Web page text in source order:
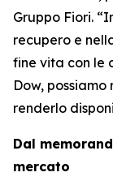
Gruppo Fiori.
recupero e
fine vita con le
Dow,
renderlo
Dal
mercato